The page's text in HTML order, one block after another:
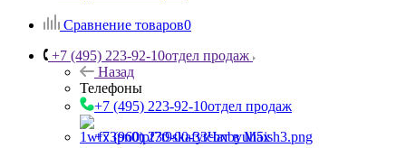
Сравнение товаров0
+7 (495) 223-92-10отдел продаж
Назад
Телефоны
+7 (495) 223-92-10отдел продаж
+7 (960) 230-00-33Чат в Max